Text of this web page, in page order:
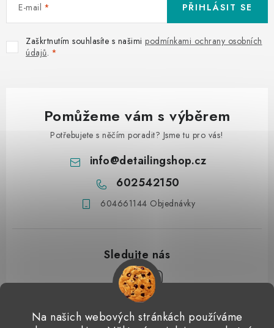
Na našich webových stránkách používáme
E-mail
Zaškrtnutím souhlasíte s našimi podmínkami ochrany osobních
údajů.
PŘIHLÁSIT SE
Pomůžeme vám s výběrem
Potřebujete s něčím poradit? Jsme tu pro vás!
info@detailingshop.cz
602542150
604661144 Objednávky